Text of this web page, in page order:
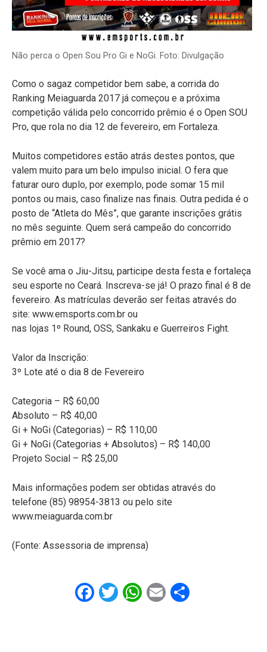
Não perca o Open Sou Pro Gi e NoGi. Foto: Divulgação
Como o sagaz competidor bem sabe, a corrida do
Ranking Meiaguarda 2017 já começou e a próxima
competição válida pelo concorrido prêmio é o Open SOU
Pro, que rola no dia 12 de fevereiro, em Fortaleza.
Muitos competidores estão atrás destes pontos, que
valem muito para um belo impulso inicial. O fera que
faturar ouro duplo, por exemplo, pode somar 15 mil
pontos ou mais, caso finalize nas finais. Outra pedida é o
posto de “Atleta do Mês”, que garante inscrições grátis
no mês seguinte. Quem será campeão do concorrido
prêmio em 2017?
Se você ama o Jiu-Jitsu, participe desta festa e fortaleça
seu esporte no Ceará. Inscreva-se já! O prazo final é 8 de
fevereiro. As matrículas deverão ser feitas através do
site: www.emsports.com.br ou
nas lojas 1º Round, OSS, Sankaku e Guerreiros Fight.
Valor da Inscrição:
3º Lote até o dia 8 de Fevereiro
Categoria – R$ 60,00
Absoluto – R$ 40,00
Gi + NoGi (Categorias) – R$ 110,00
Gi + NoGi (Categorias + Absolutos) – R$ 140,00
Projeto Social – R$ 25,00
Mais informações podem ser obtidas através do
telefone (85) 98954-3813 ou pelo site
www.meiaguarda.com.br
(Fonte: Assessoria de imprensa)
Facebook
Twitter
WhatsApp
EmailShare